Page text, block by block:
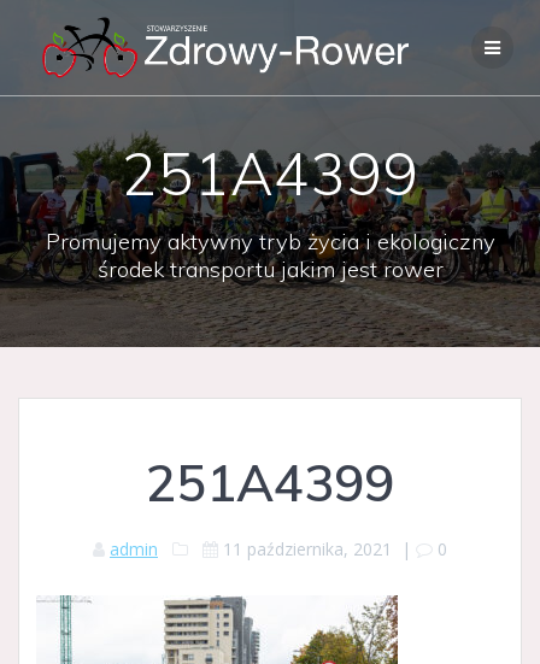
content
251A4399
Promujemy aktywny tryb życia i ekologiczny
środek transportu jakim jest rower
251A4399
admin 11 października, 2021 | 0